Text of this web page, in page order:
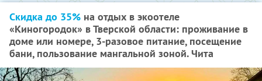
Скидка до 35% на отдых в экоотеле
«Киногородок» в Тверской области: проживание в
доме или номере, 3-разовое питание, посещение
бани, пользование мангальной зоной. Чита